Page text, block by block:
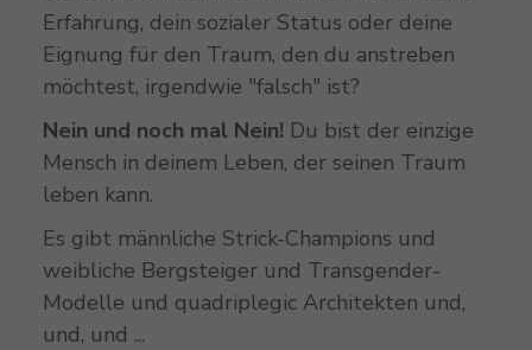
Erfahrung, dein sozialer Status oder deine
Eignung für den Traum, den du anstreben
möchtest, irgendwie "falsch" ist?
Nein und noch mal Nein! Du bist der einzige
Mensch in deinem Leben, der seinen Traum
leben kann.
Es gibt männliche Strick-Champions und
weibliche Bergsteiger und Transgender-
Modelle und quadriplegic Architekten und,
und, und ...